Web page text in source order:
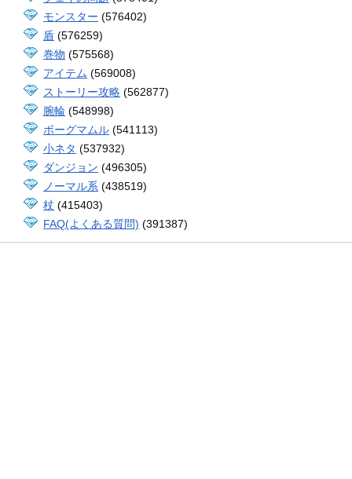
モンスター (576402)
盾 (576259)
巻物 (575568)
アイテム (569008)
ストーリー攻略 (562877)
腕輪 (548998)
ボーグマムル (541113)
小ネタ (537932)
ダンジョン (496305)
ノーマル系 (438519)
杖 (415403)
FAQ(よくある質問) (391387)